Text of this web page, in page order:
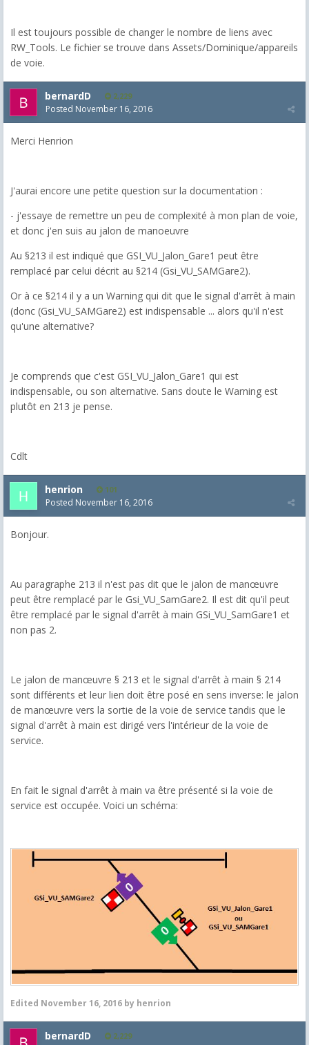
Il est toujours possible de changer le nombre de liens avec
RW_Tools. Le fichier se trouve dans Assets/Dominique/appareils
de voie.
bernardD 2,229
Posted November 16, 2016
Merci Henrion
J'aurai encore une petite question sur la documentation :
- j'essaye de remettre un peu de complexité à mon plan de voie,
et donc j'en suis au jalon de manoeuvre
Au §213 il est indiqué que GSI_VU_Jalon_Gare1 peut être
remplacé par celui décrit au §214 (Gsi_VU_SAMGare2).
Or à ce §214 il y a un Warning qui dit que le signal d'arrêt à main
(donc (Gsi_VU_SAMGare2) est indispensable ... alors qu'il n'est
qu'une alternative?
Je comprends que c'est GSI_VU_Jalon_Gare1 qui est
indispensable, ou son alternative. Sans doute le Warning est
plutôt en 213 je pense.
Cdlt
henrion 101
Posted November 16, 2016
Bonjour.
Au paragraphe 213 il n'est pas dit que le jalon de manœuvre
peut être remplacé par le Gsi_VU_SamGare2. Il est dit qu'il peut
être remplacé par le signal d'arrêt à main GSi_VU_SamGare1 et
non pas 2.
Le jalon de manœuvre § 213 et le signal d'arrêt à main § 214
sont différents et leur lien doit être posé en sens inverse: le jalon
de manœuvre vers la sortie de la voie de service tandis que le
signal d'arrêt à main est dirigé vers l'intérieur de la voie de
service.
En fait le signal d'arrêt à main va être présenté si la voie de
service est occupée. Voici un schéma:
Edited November 16, 2016 by henrion
bernardD 2,229